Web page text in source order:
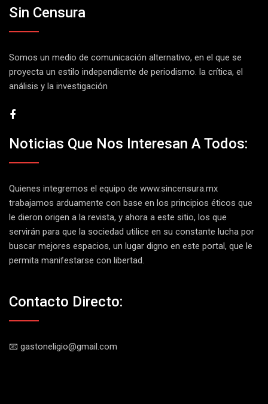
Sin Censura
Somos un medio de comunicación alternativo, en el que se
proyecta un estilo independiente de periodismo. la crítica, el
análisis y la investigación
Noticias Que Nos Interesan A Todos:
Quienes integremos el equipo de www.sincensura.mx
trabajamos arduamente con base en los principios éticos que
le dieron origen a la revista, y ahora a este sitio, los que
servirán para que la sociedad utilice en su constante lucha por
buscar mejores espacios, un lugar digno en este portal, que le
permita manifestarse con libertad.
Contacto Directo:
📧 gastoneligio@gmail.com